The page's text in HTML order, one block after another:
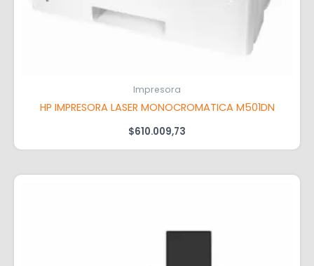
Impresora
HP IMPRESORA LASER MONOCROMATICA M501DN
$610.009,73